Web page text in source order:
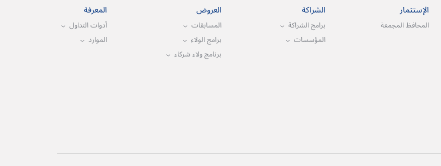
الإستثمار
المحافظ المجمعة
الشراكة
برامج الشراكة
المؤسسات
العروض
المسابقات
برامج الولاء
برنامج ولاء شركاء
المعرفة
أدوات التداول
الموارد